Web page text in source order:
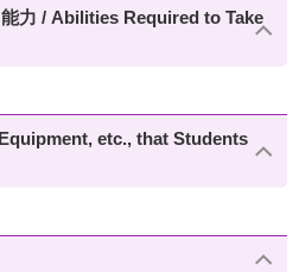
力 / Abilities Required to Take
etc., that Students